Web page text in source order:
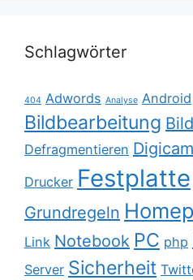
Schlagwörter
404 Adwords Analyse Android
Bildbearbeitung
Defragmentieren Digicam
Drucker Festplatte
Grundregeln
Link Notebook PC php
Server Sicherheit